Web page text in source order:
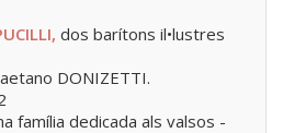
dos barítons il•lustres
DONIZETTI.
família dedicada als valsos -